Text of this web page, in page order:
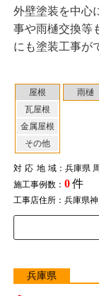
屋根
瓦屋根
金属屋根
その他
雨樋
対応地域：兵庫県
施工事例数： 0件
工事店住所：兵庫県
外壁塗装を中心
事や雨樋交換等
にも塗装工事が
兵庫県